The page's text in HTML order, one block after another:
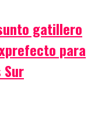
gatillero
para